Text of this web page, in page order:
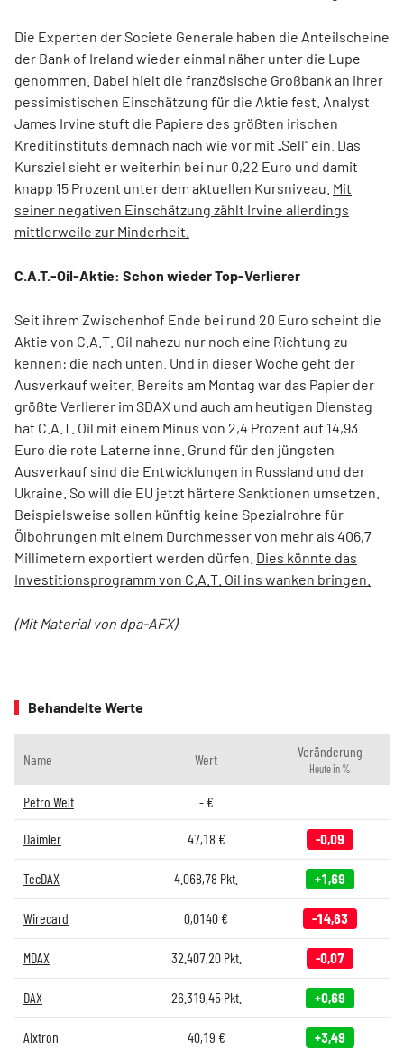
Die Experten der Societe Generale haben die Anteilscheine
der Bank of Ireland wieder einmal näher unter die Lupe
genommen. Dabei hielt die französische Großbank an ihrer
pessimistischen Einschätzung für die Aktie fest. Analyst
James Irvine stuft die Papiere des größten irischen
Kreditinstituts demnach nach wie vor mit „Sell“ ein. Das
Kursziel sieht er weiterhin bei nur 0,22 Euro und damit
knapp 15 Prozent unter dem aktuellen Kursniveau. Mit
seiner negativen Einschätzung zählt Irvine allerdings
mittlerweile zur Minderheit.
C.A.T.-Oil-Aktie: Schon wieder Top-Verlierer
Seit ihrem Zwischenhof Ende bei rund 20 Euro scheint die
Aktie von C.A.T. Oil nahezu nur noch eine Richtung zu
kennen: die nach unten. Und in dieser Woche geht der
Ausverkauf weiter. Bereits am Montag war das Papier der
größte Verlierer im SDAX und auch am heutigen Dienstag
hat C.A.T. Oil mit einem Minus von 2,4 Prozent auf 14,93
Euro die rote Laterne inne. Grund für den jüngsten
Ausverkauf sind die Entwicklungen in Russland und der
Ukraine. So will die EU jetzt härtere Sanktionen umsetzen.
Beispielsweise sollen künftig keine Spezialrohre für
Ölbohrungen mit einem Durchmesser von mehr als 406,7
Millimetern exportiert werden dürfen. Dies könnte das
Investitionsprogramm von C.A.T. Oil ins wanken bringen.
(Mit Material von dpa-AFX)
Behandelte Werte
Name Wert Veränderung
Heute in %
Petro Welt -€
Daimler 47,18 € -0,09
TecDAX 4.068,78 Pkt. +1,69
Wirecard 0,0140 € -14,63
MDAX 32.407,20Pkt. -0,07
DAX 26.319,45Pkt. +0,69
Aixtron 40,19 € +3,49